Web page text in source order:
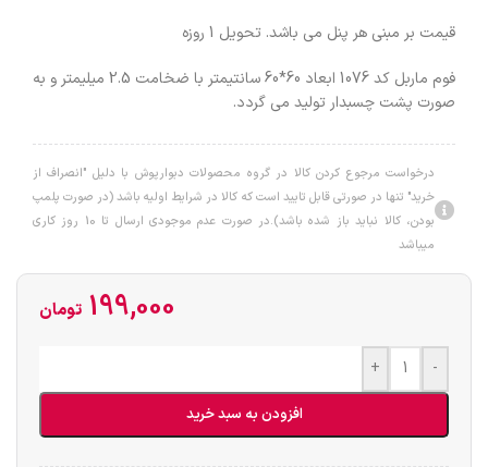
قیمت بر مبنی هر پنل می باشد. تحویل 1 روزه
فوم ماربل کد 1076 ابعاد 60*60 سانتیمتر با ضخامت 2.5 میلیمتر و به
صورت پشت چسبدار تولید می گردد.
درخواست مرجوع کردن کالا در گروه محصولات دبوارپوش با دلیل "انصراف از
خرید" تنها در صورتی قابل تایید است که کالا در شرایط اولیه باشد (در صورت پلمپ
بودن، کالا نباید باز شده باشد).در صورت عدم موجودی ارسال تا 10 روز کاری
میباشد
199,000 تومان
-
+
افزودن به سبد خرید